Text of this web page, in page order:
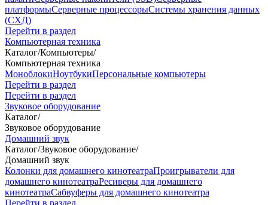
платформыСерверные процессорыСистемы хранения данных
(СХД)
Перейти в раздел
Компьютерная техника
Каталог/Компьютеры/
Компьютерная техника
МоноблокиНоутбукиПерсональные компьютеры
Перейти в раздел
Перейти в раздел
Звуковое оборудование
Каталог/
Звуковое оборудование
Домашний звук
Каталог/Звуковое оборудование/
Домашний звук
Колонки для домашнего кинотеатраПроигрыватели для
домашнего кинотеатраРесиверы для домашнего
кинотеатраСабвуферы для домашнего кинотеатра
Перейти в раздел